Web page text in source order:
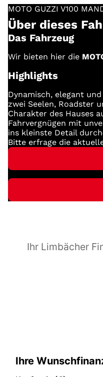
MOTO GUZZI V100
Über dieses
Das Fahrzeug
Wir bieten hier die
Highlights
Dynamisch, elegant
zwei Seelen, Roadster
Charakter des Hauses
Fahrvergnügen mit
ins kleinste Detail
Bitte erfrage die
Ihr Limbächer
Ihre